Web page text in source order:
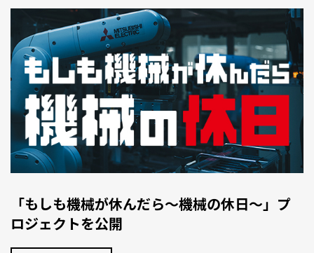
「もしも機械が休んだら～機械の休日～」プ
ロジェクトを公開